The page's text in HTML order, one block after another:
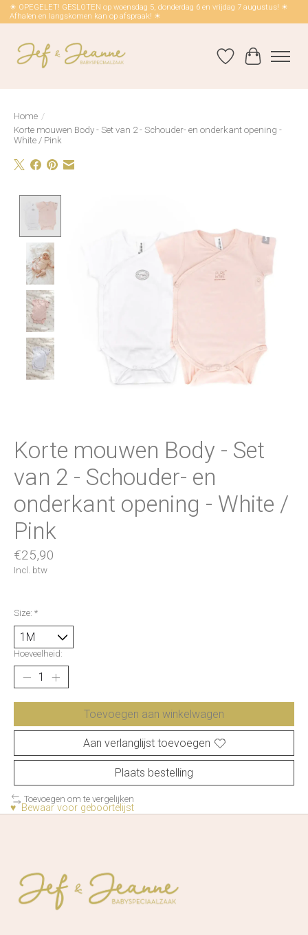
☀ OPEGELET! GESLOTEN op woensdag 5, donderdag 6 en vrijdag 7 augustus! ☀
Afhalen en langskomen kan op afspraak! ☀
Verlanglijst
Home /
Korte mouwen Body - Set van 2 - Schouder- en onderkant opening -
White / Pink
Korte mouwen Body - Set
van 2 - Schouder- en
onderkant opening - White /
Pink
€25,90
Incl. btw
Size: *
Hoeveelheid:
Toevoegen aan winkelwagen
Aan verlanglijst toevoegen
Plaats bestelling
Toevoegen om te vergelijken
♥ Bewaar voor geboortelijst